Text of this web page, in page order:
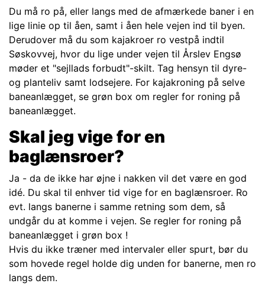
Du må ro på, eller langs med de afmærkede baner i en
lige linie op til åen, samt i åen hele vejen ind til byen.
Derudover må du som kajakroer ro vestpå indtil
Søskovvej, hvor du lige under vejen til Årslev Engsø
møder et "sejllads forbudt"-skilt. Tag hensyn til dyre-
og planteliv samt lodsejere. For kajakroning på selve
baneanlægget, se grøn box om regler for roning på
baneanlægget.
Skal jeg vige for en
baglænsroer?
Ja - da de ikke har øjne i nakken vil det være en god
idé. Du skal til enhver tid vige for en baglænsroer. Ro
evt. langs banerne i samme retning som dem, så
undgår du at komme i vejen. Se regler for roning på
baneanlægget i grøn box !
Hvis du ikke træner med intervaler eller spurt, bør du
som hovede regel holde dig unden for banerne, men ro
langs dem.